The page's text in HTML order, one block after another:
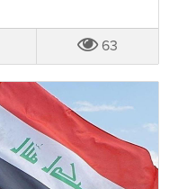
63